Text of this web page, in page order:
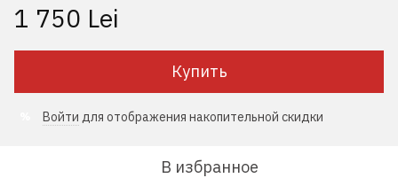
1 750 Lei
Купить
Войти для отображения накопительной скидки
В избранное